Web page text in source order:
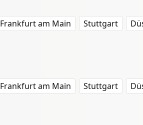
Frankfurt am Main Stuttgart
Frankfurt am Main Stuttgart